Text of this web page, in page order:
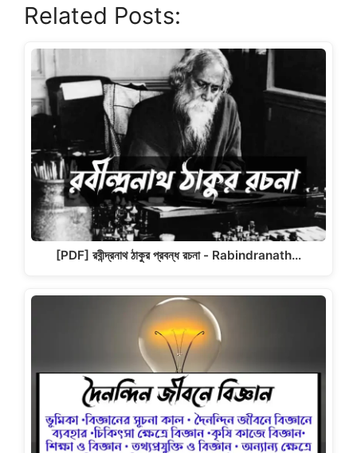
c
e
b
o
o
k
st
o
d
o
ai
l
ar
e
Related Posts:
[PDF] রবীন্দ্রনাথ ঠাকুর প্রবন্ধ রচনা - Rabindranath…